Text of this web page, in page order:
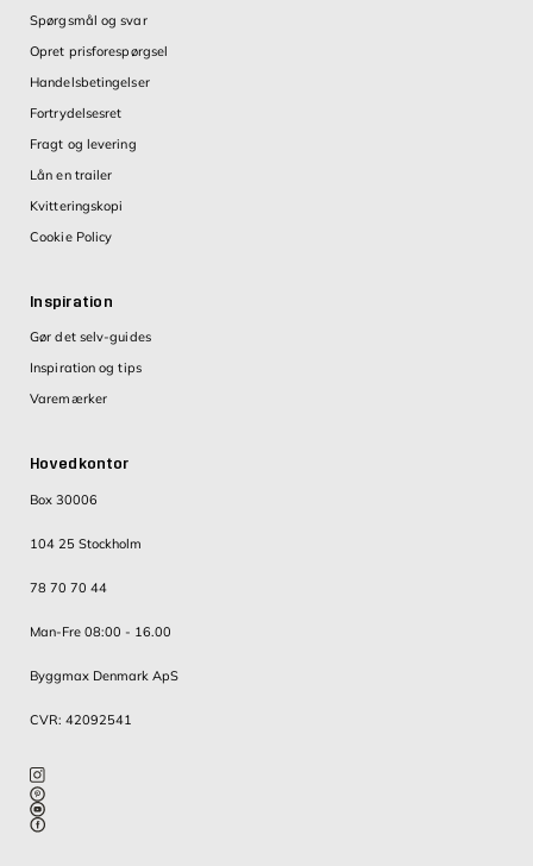
Hovedkontor
Box 30006
104 25 Stockholm
78 70 70 44
Man-Fre 08:00 - 16.00
Byggmax Denmark ApS
CVR: 42092541
Spørgsmål og svar
Opret prisforespørgsel
Handelsbetingelser
Fortrydelsesret
Fragt og levering
Lån en trailer
Kvitteringskopi
Cookie Policy
Inspiration
Gør det selv-guides
Inspiration og tips
Varemærker